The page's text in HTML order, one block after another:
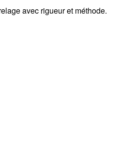
avec rigueur et méthode.